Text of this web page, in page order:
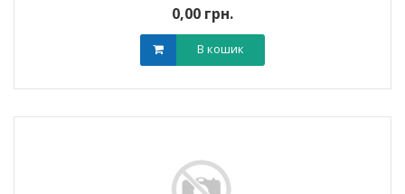
0,00 грн.
В кошик